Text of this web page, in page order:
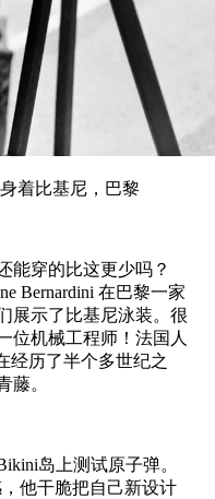
着比基尼，巴黎
能穿的比这更少吗？
Bernardini 在巴黎一家
展示了比基尼泳装。很
位机械工程师！法国人
经历了半个多世纪之
藤。
岛上测试原子弹。
他干脆把自己新设计